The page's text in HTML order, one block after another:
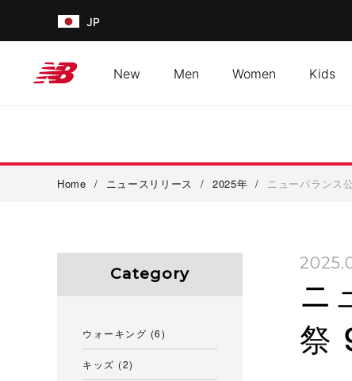
JP
New Men Women Kids
Home / ニュースリリース / 2025年 / ニューバランス
ニ
祭
Category
ウォーキング (6)
キッズ (2)